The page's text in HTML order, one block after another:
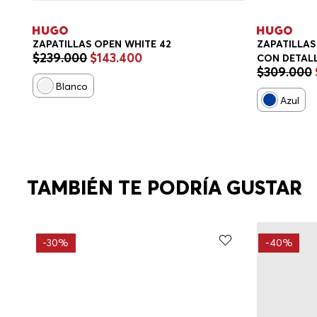
ZAPATILLAS OPEN WHITE 42
$239.000 $143.400
Blanco
CON
$309.000
Azul
TAMBIÉN TE PODRÍA GUSTAR
-30% -40%